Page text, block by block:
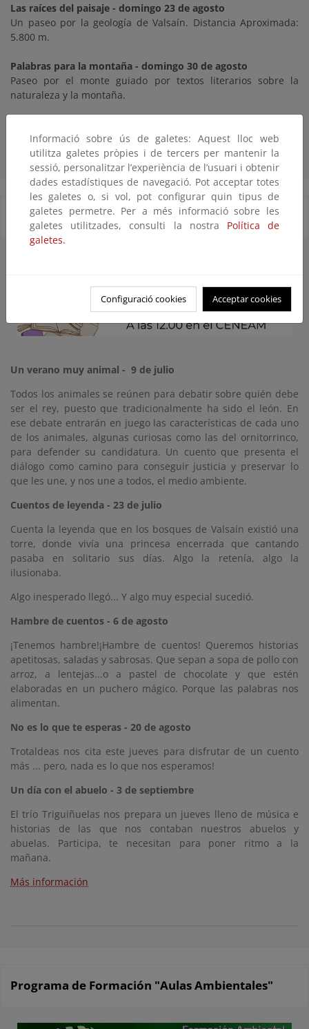
Las raíces del paisaje - domingo 23 de agosto
Un paseo por la geología de Valsaín. Distancia Aproximada:
5.800 m.
Palabras para la montaña - domingo 30 de agosto
Paseo por el monte guiado por textos literarios sobre la
naturaleza y la montaña.
Cuentacuentos
Un verano muy animal - 9 de julio
Todos los animales se reúnen para debatir sobre quién debe
ser el rey, puesto que tradicionalmente ha sido el león. En
ese debate entrarán en juego las características de cada uno
de los animales, algunas curiosas como las del ornitorrinco,
para defender su candidatura. Un cuento que presenta el
diálogo como camino para conseguir justicia y preservar lo
que les une, y nos une a todos, el medio ambiente.
Cuentos de leyenda - 23 de julio
Cuenta la leyenda que en los bosques de Valsaín existió una
torre, donde vivía una princesa encerrada que cantando
pasaba en solitario sus días. Algo la retenía, algo la
ilusionaba.
Algo inesperado llegó... Y algo muy especial sucedió.
Hambre de cuentos - 6 de agosto
¡Tenemos hambre!¡Hambre de cuentos! Queremos historias
apetitosas, saladas y sabrosas. Que sepan a sopa de pollo con
arroz, a lentejas...o a pastel de chocolate y que estén
elaboradas en un puchero mágico. Porque las palabras nos
alimentan.
No es lo que te esperas - 20 de agosto
Trotaldeas nos cita este jueves para disfrutar de un cuento
más ... pero, nada es lo que nos esperamos!
Un día con el abuelo - 3 de septiembre
El trío Triguiñuelas nos prepara un jueves lleno de música e
historias de las que nos contaban nuestros abuelos y
abuelas. Participa, te necesitan para poner ritmo a la
mañana.
Más información
Programa de Formación "Aulas Ambientales"
Informació sobre ús de galetes: Aquest lloc web
utilitza galetes pròpies i de tercers per mantenir la
sessió, personalitzar l’experiència de l’usuari i obtenir
dades estadístiques de navegació. Pot acceptar totes
les galetes o, si vol, pot configurar quin tipus de
galetes permetre. Per a més informació sobre les
galetes utilitzades, consulti la nostra Política de
galetes.
Configuració cookies Acceptar cookies